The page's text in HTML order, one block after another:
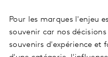
Pour les marques l'enjeu
souvenir car nos
souvenirs d'expérience et